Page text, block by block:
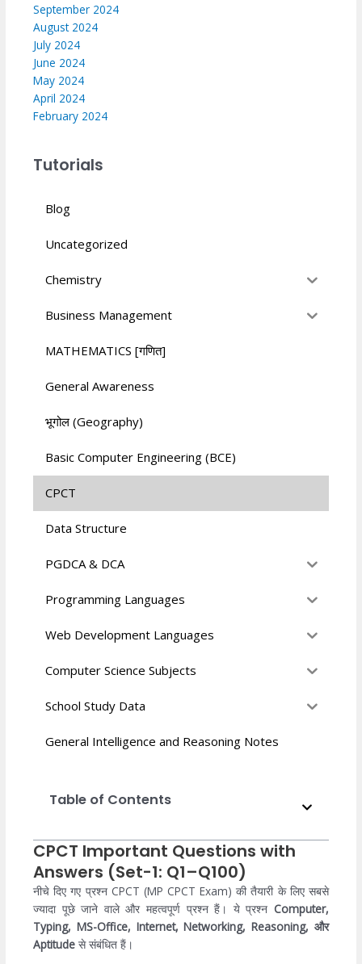
September 2024
August 2024
July 2024
June 2024
May 2024
April 2024
February 2024
Tutorials
Blog
Uncategorized
Chemistry
Business Management
MATHEMATICS [गणित]
General Awareness
भूगोल (Geography)
Basic Computer Engineering (BCE)
CPCT
Data Structure
PGDCA & DCA
Programming Languages
Web Development Languages
Computer Science Subjects
School Study Data
General Intelligence and Reasoning Notes
Table of Contents
CPCT Important Questions with
Answers (Set-1: Q1–Q100)
नीचे दिए गए प्रश्न CPCT (MP CPCT Exam) की तैयारी के लिए सबसे
ज्यादा पूछे जाने वाले और महत्वपूर्ण प्रश्न हैं। ये प्रश्न Computer,
Typing, MS-Office, Internet, Networking, Reasoning, और
Aptitude से संबंधित हैं।